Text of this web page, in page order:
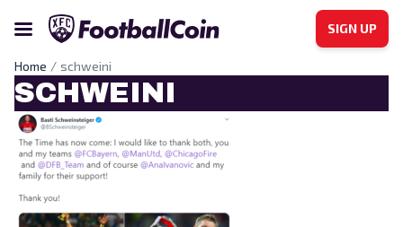
SIGN UP
Home schweini
SCHWEINI